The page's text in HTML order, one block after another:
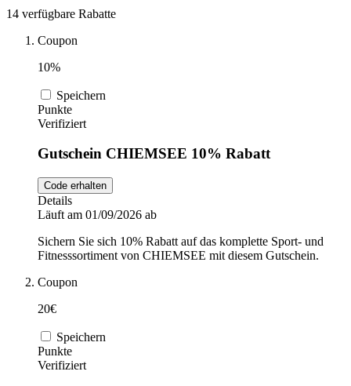
Intimissimi
Audible
Sportstech
Oakley
Guess
Fitness
Motorräder
14 verfügbare Rabatte
Coupon
10%
Speichern
Punkte
Verifiziert
Gutschein CHIEMSEE 10% Rabatt
Code erhalten
Details
Läuft am 01/09/2026 ab
Sichern Sie sich 10% Rabatt auf das komplette Sport- und
Fitnesssortiment von CHIEMSEE mit diesem Gutschein.
Coupon
20€
Speichern
Punkte
Verifiziert